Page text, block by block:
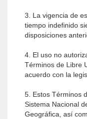
3. La vigencia de
tiempo indefinido
disposiciones
4. El uso no
Términos de Libre
acuerdo con la
5. Estos Términos
Sistema Nacional
Geográfica, así